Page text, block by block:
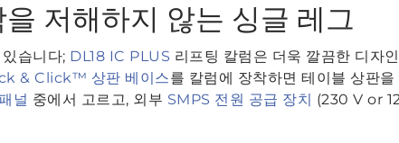
저해하지 않는 싱글 레그
습니다; DL18 IC PLUS 리프팅 칼럼은 더욱 깔끔한 디자
& Click™ 상판 베이스를 칼럼에 장착하면 테이블 상판
널 중에서 고르고, 외부 SMPS 전원 공급 장치
(230 V or